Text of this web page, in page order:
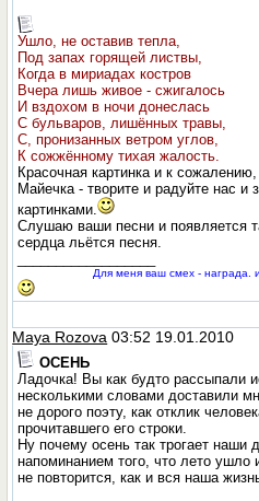
Ушло, не оставив тепла,
Под запах горящей листвы,
Когда в мириадах костров
Вчера лишь живое - сжигалось
И вздохом в ночи донеслась
С бульваров, лишённых травы,
С, пронизанных ветром углов,
К сожжённому тихая жалость.
Красочная картинка и к
Майечка - творите и радуйте нас и
картинками.
Слушаю ваши песни и появляется
сердца льётся песня.
Для меня ваш смех - награда.
Maya Rozova 03:52 19.01.2010
ОСЕНЬ
Ладочка! Вы как будто рассыпали
несколькими словами доставили
не дорого поэту, как отклик
прочитавшего его строки.
Ну почему осень так трогает наши
напоминанием того, что лето ушло
не повторится, как и вся наша